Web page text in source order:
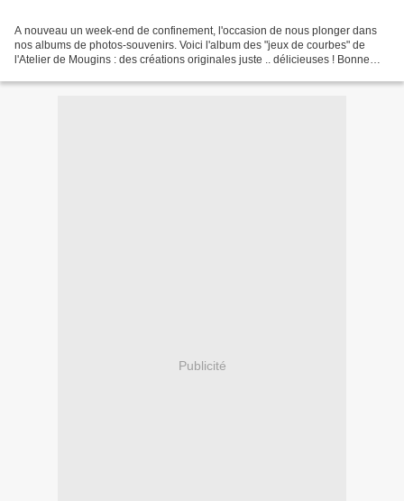
A nouveau un week-end de confinement, l'occasion de nous plonger dans
nos albums de photos-souvenirs. Voici l'album des "jeux de courbes" de
l'Atelier de Mougins : des créations originales juste .. délicieuses ! Bonne
Publicité